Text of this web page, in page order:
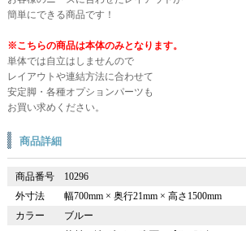
簡単にできる商品です！
※こちらの商品は本体のみとなります。
単体では自立はしませんので
レイアウトや連結方法に合わせて
安定脚・各種オプションパーツも
お買い求めください。
商品詳細
商品番号
10296
外寸法
幅700mm × 奥行21mm × 高さ1500mm
カラー
ブルー